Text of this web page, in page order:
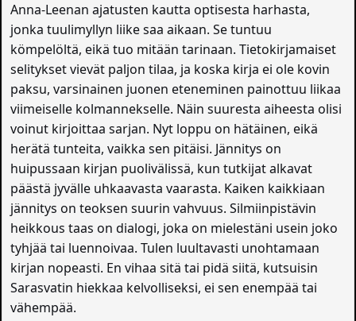
Anna-Leenan ajatusten kautta optisesta harhasta,
jonka tuulimyllyn liike saa aikaan. Se tuntuu
kömpelöltä, eikä tuo mitään tarinaan. Tietokirjamaiset
selitykset vievät paljon tilaa, ja koska kirja ei ole kovin
paksu, varsinainen juonen eteneminen painottuu liikaa
viimeiselle kolmannekselle. Näin suuresta aiheesta olisi
voinut kirjoittaa sarjan. Nyt loppu on hätäinen, eikä
herätä tunteita, vaikka sen pitäisi. Jännitys on
huipussaan kirjan puolivälissä, kun tutkijat alkavat
päästä jyvälle uhkaavasta vaarasta. Kaiken kaikkiaan
jännitys on teoksen suurin vahvuus. Silmiinpistävin
heikkous taas on dialogi, joka on mielestäni usein joko
tyhjää tai luennoivaa. Tulen luultavasti unohtamaan
kirjan nopeasti. En vihaa sitä tai pidä siitä, kutsuisin
Sarasvatin hiekkaa kelvolliseksi, ei sen enempää tai
vähempää.